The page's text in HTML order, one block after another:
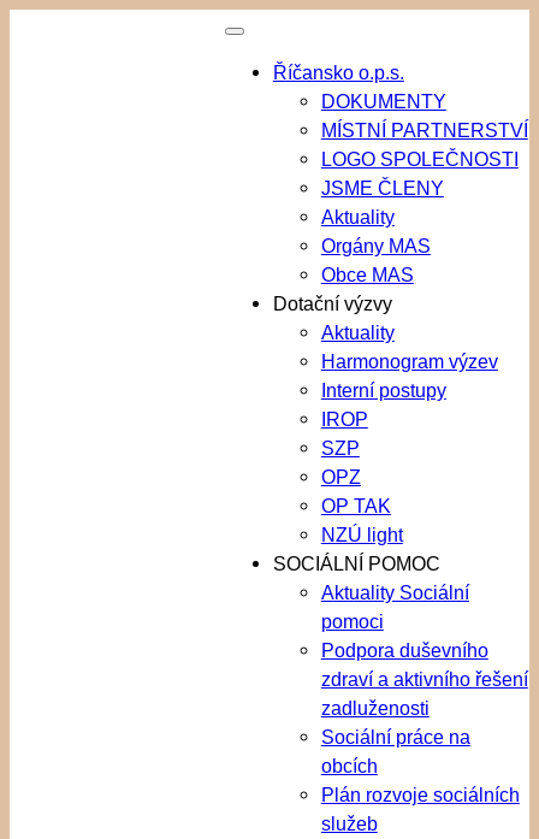
Říčansko o.p.s.
DOKUMENTY
MÍSTNÍ PARTNERSTVÍ
LOGO SPOLEČNOSTI
JSME ČLENY
Aktuality
Orgány MAS
Obce MAS
Dotační výzvy
Aktuality
Harmonogram výzev
Interní postupy
IROP
SZP
OPZ
OP TAK
NZÚ light
SOCIÁLNÍ POMOC
Aktuality Sociální
pomoci
Podpora duševního
zdraví a aktivního řešení
zadluženosti
Sociální práce na
obcích
Plán rozvoje sociálních
služeb